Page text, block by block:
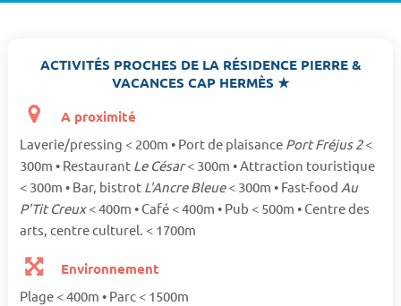
ACTIVITÉS PROCHES DE LA RÉSIDENCE PIERRE &
VACANCES CAP HERMÈS ★
A proximité
Laverie/pressing < 200m • Port de plaisance Port Fréjus 2<
300m • Restaurant Le César< 300m • Attraction touristique
< 300m • Bar, bistrot L'Ancre Bleue< 300m • Fast-food Au
P'Tit Creux< 400m • Café < 400m • Pub < 500m • Centre des
arts, centre culturel. < 1700m
Environnement
Plage < 400m • Parc < 1500m